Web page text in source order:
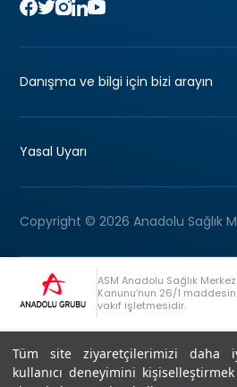
Tüm site ziyaretçilerimizi daha
kullanıcı deneyimini
Danışma ve bilgi için bizi arayın
Yasal Uyarı
Copyright © 2026 Anadolu Sağlık
ASM Anadolu Sağlık
Kanunu’nun 26/1
vakıf işletmesidir.
Anadolu Grubu Danışma Hattı